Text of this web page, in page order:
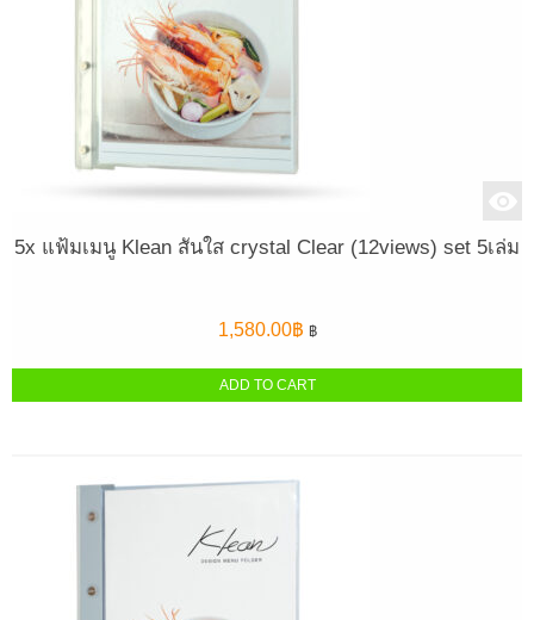
5x แฟ้มเมนู Klean สันใส crystal Clear (12views) set 5เล่ม
1,580.00฿ ฿
ADD TO CART